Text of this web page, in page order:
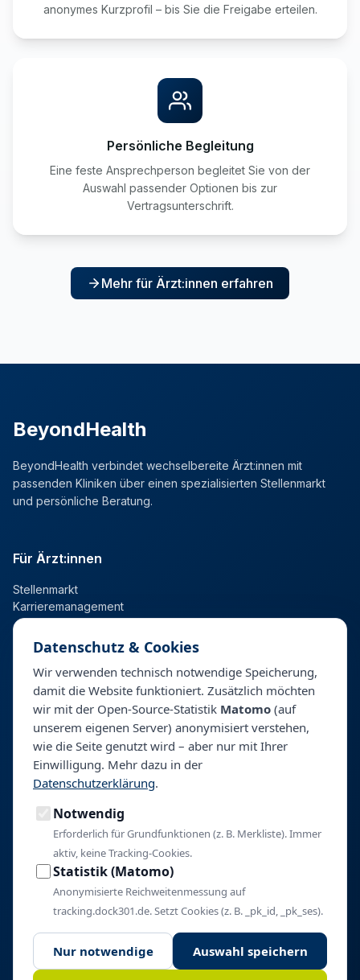
anonymes Kurzprofil – bis Sie die Freigabe erteilen.
Persönliche Begleitung
Eine feste Ansprechperson begleitet Sie von der
Auswahl passender Optionen bis zur
Vertragsunterschrift.
Mehr für Ärzt:innen erfahren
BeyondHealth
BeyondHealth verbindet wechselbereite Ärzt:innen mit
passenden Kliniken über einen spezialisierten Stellenmarkt
und persönliche Beratung.
Für Ärzt:innen
Stellenmarkt
Karrieremanagement
Talentpool
Personalberatung & Direktsuche
Unternehmen
Impressum
Datenschutz
Cookie-Einstellungen
Datenschutz & Cookies
Wir verwenden technisch notwendige Speicherung,
damit die Website funktioniert. Zusätzlich möchten
wir mit der Open-Source-Statistik Matomo (auf
unserem eigenen Server) anonymisiert verstehen,
wie die Seite genutzt wird – aber nur mit Ihrer
Einwilligung. Mehr dazu in der
Datenschutzerklärung.
Notwendig
Erforderlich für Grundfunktionen (z. B. Merkliste). Immer
aktiv, keine Tracking-Cookies.
Statistik (Matomo)
Anonymisierte Reichweitenmessung auf
tracking.dock301.de. Setzt Cookies (z. B. _pk_id, _pk_ses).
Nur notwendige Auswahl speichern